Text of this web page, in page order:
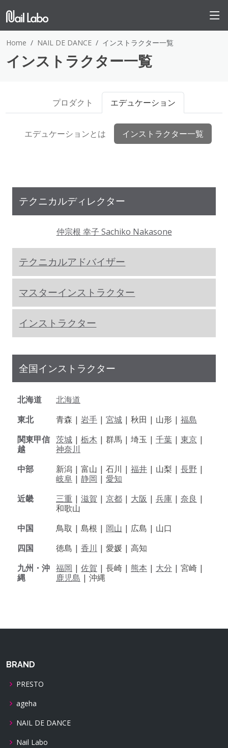
Home NAIL DE DANCE インストラクター一覧
インストラクター一覧
プロダクト エデュケーション
エデュケーションとは インストラクター一覧
テクニカルディレクター
仲宗根 幸子 Sachiko Nakasone
テクニカルアドバイザー
マスターインストラクター
インストラクター
全国インストラクター
北海道
北海道
東北
青森 | 岩手 | 宮城 | 秋田 | 山形 | 福島
関東甲信
越
茨城 | 栃木 | 群馬 | 埼玉 | 千葉 | 東京 |
神奈川
中部
新潟 | 富山 | 石川 | 福井 | 山梨 | 長野 |
岐阜 | 静岡 | 愛知
近畿
三重 | 滋賀 | 京都 | 大阪 | 兵庫 | 奈良 |
和歌山
中国
鳥取 | 島根 | 岡山 | 広島 | 山口
四国
徳島 | 香川 | 愛媛 | 高知
九州・沖
縄
福岡 | 佐賀 | 長崎 | 熊本 | 大分 | 宮崎 |
鹿児島 | 沖縄
BRAND
PRESTO
ageha
NAIL DE DANCE
Nail Labo